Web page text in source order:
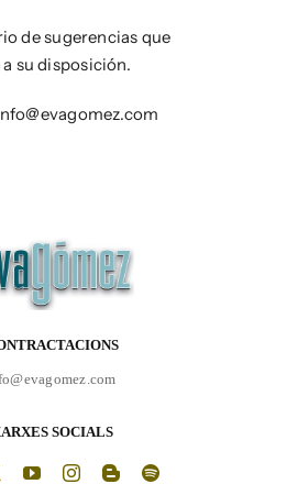
de sugerencias que
su disposición.
SOCIALS